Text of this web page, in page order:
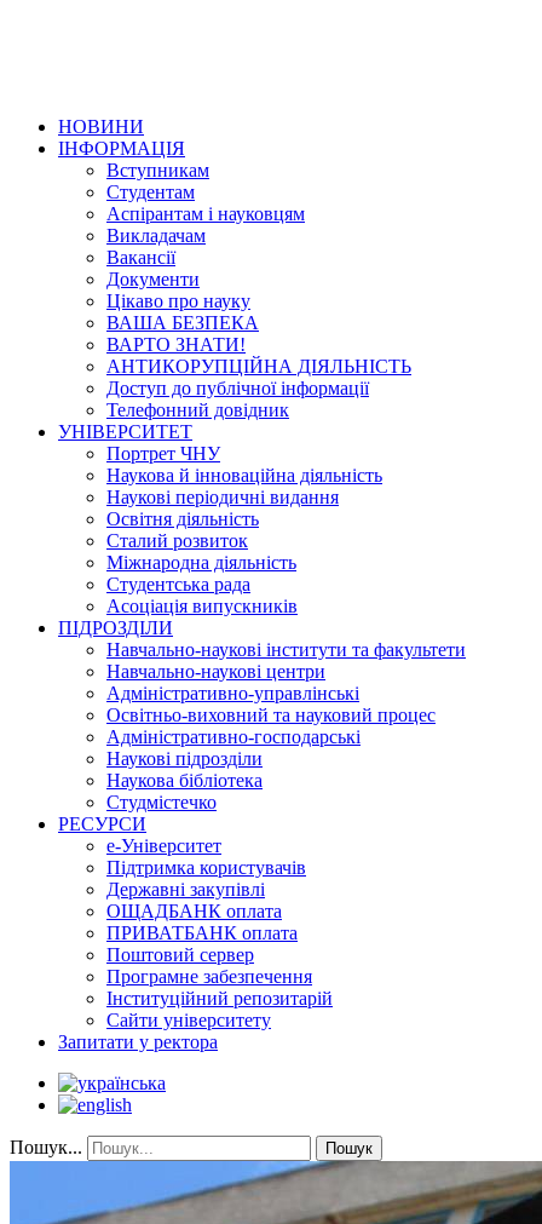
НОВИНИ
ІНФОРМАЦІЯ
Вступникам
Студентам
Аспірантам і науковцям
Викладачам
Вакансії
Документи
Цікаво про науку
ВАША БЕЗПЕКА
ВАРТО ЗНАТИ!
АНТИКОРУПЦІЙНА ДІЯЛЬНІСТЬ
Доступ до публічної інформації
Телефонний довідник
УНІВЕРСИТЕТ
Портрет ЧНУ
Наукова й інноваційна діяльність
Наукові періодичні видання
Освітня діяльність
Сталий розвиток
Міжнародна діяльність
Студентська рада
Асоціація випускників
ПІДРОЗДІЛИ
Навчально-наукові інститути та факультети
Навчально-наукові центри
Адміністративно-управлінські
Освітньо-виховний та науковий процес
Адміністративно-господарські
Наукові підрозділи
Наукова бібліотека
Студмістечко
РЕСУРСИ
е-Університет
Підтримка користувачів
Державні закупівлі
ОЩАДБАНК оплата
ПРИВАТБАНК оплата
Поштовий сервер
Програмне забезпечення
Інституційний репозитарій
Сайти університету
Запитати у ректора
Пошук... Пошук